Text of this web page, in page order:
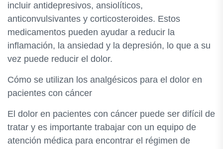
incluir antidepresivos, ansiolíticos,
anticonvulsivantes y corticosteroides. Estos
medicamentos pueden ayudar a reducir la
inflamación, la ansiedad y la depresión, lo que a su
vez puede reducir el dolor.
Cómo se utilizan los analgésicos para el dolor en
pacientes con cáncer
El dolor en pacientes con cáncer puede ser difícil de
tratar y es importante trabajar con un equipo de
atención médica para encontrar el régimen de